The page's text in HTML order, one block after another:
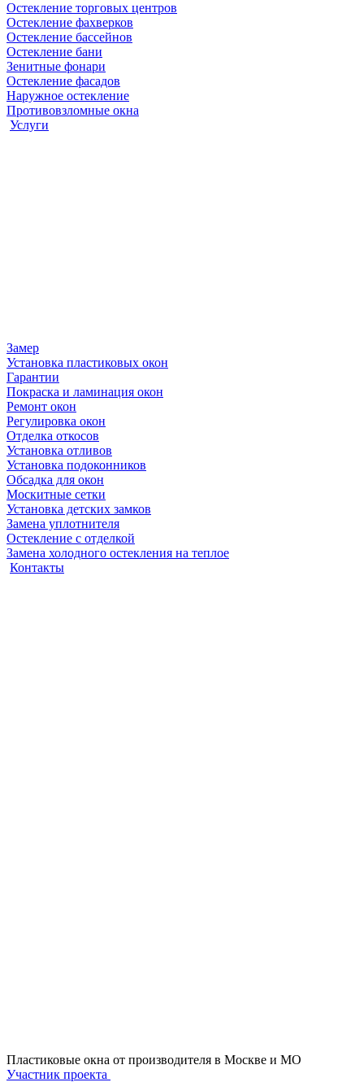
Остекление торговых центров
Остекление фахверков
Остекление бассейнов
Остекление бани
Зенитные фонари
Остекление фасадов
Наружное остекление
Противовзломные окна
Услуги
Замер
Установка пластиковых окон
Гарантии
Покраска и ламинация окон
Ремонт окон
Регулировка окон
Отделка откосов
Установка отливов
Установка подоконников
Обсадка для окон
Москитные сетки
Установка детских замков
Замена уплотнителя
Остекление с отделкой
Замена холодного остекления на теплое
Контакты
Пластиковые окна от производителя в Москве и МО
Участник проекта